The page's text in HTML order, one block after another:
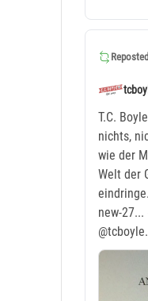
T.C.
nichts,
wie der
Welt der
new-27...